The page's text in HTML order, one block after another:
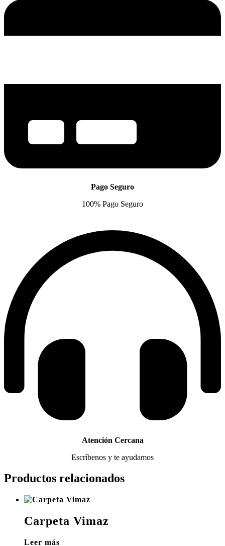
Pago Seguro
100% Pago Seguro
Atención Cercana
Escríbenos y te ayudamos
Productos relacionados
Carpeta Vimaz
Leer más